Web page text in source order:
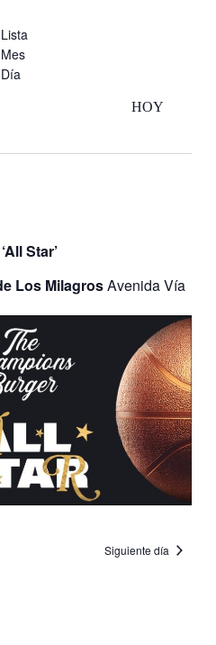
Lista
Mes
Día
HOY
Star’
Los MilagrosAvenida Vía
Siguiente día